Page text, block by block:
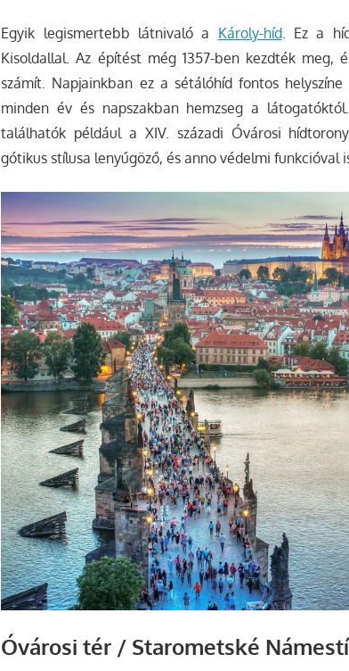
Egyik legismertebb látnivaló a Károly-híd. Ez a
Kisoldallal. Az építést még 1357-ben kezdték
számít. Napjainkban ez a sétálóhíd fontos
minden év és napszakban hemzseg a
találhatók például a XIV. századi Óvárosi
gótikus stílusa lenyűgöző, és anno védelmi funkcióval
Óvárosi tér / Starometské Námestí